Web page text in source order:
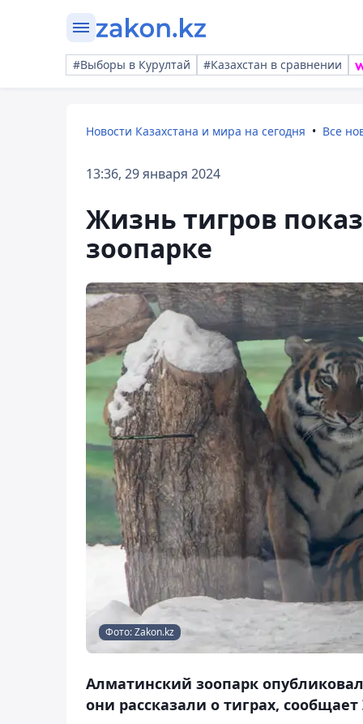
#Выборы в Курултай #Казахстан в сравнении
Новости Казахстана и мира на сегодня Все
13:36, 29 января 2024
Жизнь тигров
зоопарке
Фото: Zakon.kz
Алматинский зоопарк
они рассказали о тиграх, сообщает